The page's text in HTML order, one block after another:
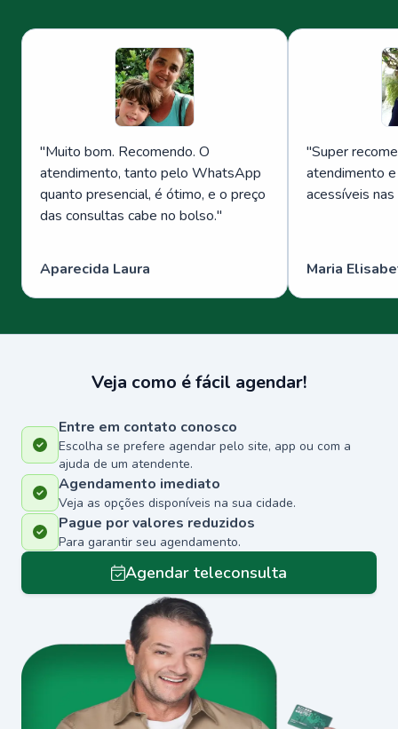
"Muito bom. Recomendo. O
atendimento, tanto pelo WhatsApp
quanto presencial, é ótimo, e o preço
das consultas cabe no bolso."
Aparecida Laura
"Super
atendimento
acessíveis
Maria
Veja como é fácil agendar!
Entre em contato conosco
Escolha se prefere agendar pelo site, app ou com a
ajuda de um atendente.
Agendamento imediato
Veja as opções disponíveis na sua cidade.
Pague por valores reduzidos
Para garantir seu agendamento.
Agendar teleconsulta